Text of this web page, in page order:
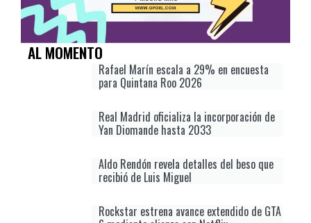
AL MOMENTO
Rafael Marín escala a 29% en encuesta
para Quintana Roo 2026
Real Madrid oficializa la incorporación de
Yan Diomande hasta 2033
Aldo Rendón revela detalles del beso que
recibió de Luis Miguel
Rockstar estrena avance extendido de GTA